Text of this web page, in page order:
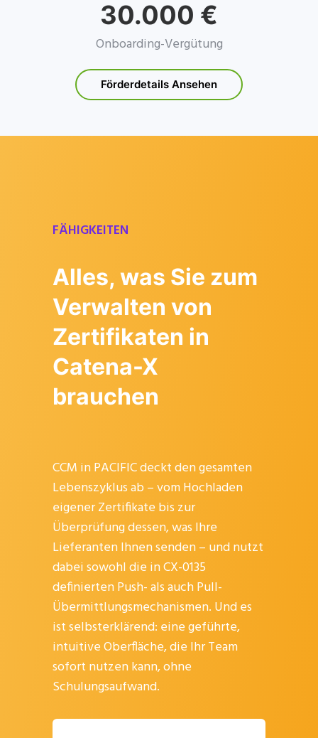
30.000 €
Onboarding-Vergütung
Förderdetails Ansehen
FÄHIGKEITEN
Alles, was Sie zum
Verwalten von
Zertifikaten in
Catena-X
brauchen
CCM in PACIFIC deckt den gesamten
Lebenszyklus ab – vom Hochladen
eigener Zertifikate bis zur
Überprüfung dessen, was Ihre
Lieferanten Ihnen senden – und nutzt
dabei sowohl die in CX-0135
definierten Push- als auch Pull-
Übermittlungsmechanismen. Und es
ist selbsterklärend: eine geführte,
intuitive Oberfläche, die Ihr Team
sofort nutzen kann, ohne
Schulungsaufwand.